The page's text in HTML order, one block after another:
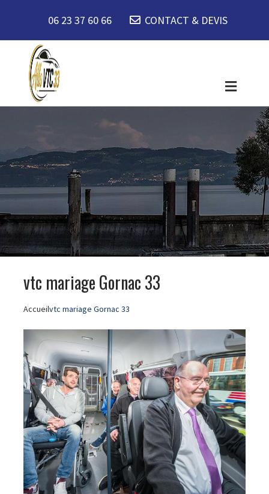
06 23 37 60 66 CONTACT & DEVIS
vtc mariage Gornac 33
Accueilvtc mariage Gornac 33